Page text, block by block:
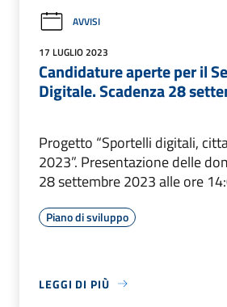
AVVISI
17 LUGLIO 2023
Candidature aperte per il
Digitale. Scadenza 28
Progetto “Sportelli digitali,
2023”. Presentazione delle
28 settembre 2023 alle ore
Piano di sviluppo
LEGGI DI PIÙ